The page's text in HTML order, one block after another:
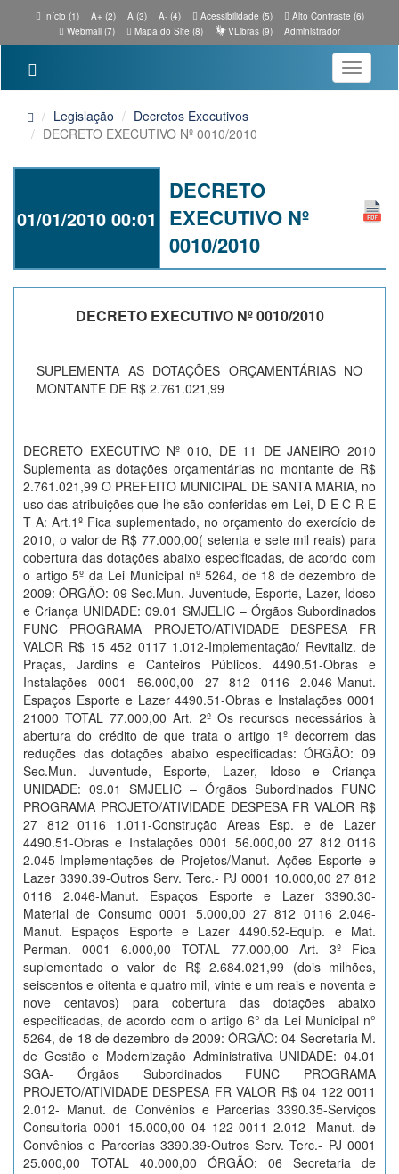
Início (1) A+ (2) A (3) A- (4) Acessibilidade (5)
Alto Contraste (6)
Webmail (7)
Mapa do Site (8) VLibras (9) Administrador
Toggle
Legislação
Decretos Executivos
DECRETO EXECUTIVO Nº 0010/2010
01/01/2010 00:01
DECRETO
EXECUTIVO Nº
0010/2010
DECRETO EXECUTIVO Nº 0010/2010
SUPLEMENTA AS DOTAÇÕES ORÇAMENTÁRIAS NO
MONTANTE DE R$ 2.761.021,99
DECRETO EXECUTIVO Nº 010, DE 11 DE JANEIRO 2010
Suplementa as dotações orçamentárias no montante de R$
2.761.021,99 O PREFEITO MUNICIPAL DE SANTA MARIA, no
uso das atribuições que lhe são conferidas em Lei, D E C R E
T A: Art.1º Fica suplementado, no orçamento do exercício de
2010, o valor de R$ 77.000,00( setenta e sete mil reais) para
cobertura das dotações abaixo especificadas, de acordo com
o artigo 5º da Lei Municipal nº 5264, de 18 de dezembro de
2009: ÓRGÃO: 09 Sec.Mun. Juventude, Esporte, Lazer, Idoso
e Criança UNIDADE: 09.01 SMJELIC – Órgãos Subordinados
FUNC PROGRAMA PROJETO/ATIVIDADE DESPESA FR
VALOR R$ 15 452 0117 1.012-Implementação/ Revitaliz. de
Praças, Jardins e Canteiros Públicos. 4490.51-Obras e
Instalações 0001 56.000,00 27 812 0116 2.046-Manut.
Espaços Esporte e Lazer 4490.51-Obras e Instalações 0001
21000 TOTAL 77.000,00 Art. 2º Os recursos necessários à
abertura do crédito de que trata o artigo 1º decorrem das
reduções das dotações abaixo especificadas: ÓRGÃO: 09
Sec.Mun. Juventude, Esporte, Lazer, Idoso e Criança
UNIDADE: 09.01 SMJELIC – Órgãos Subordinados FUNC
PROGRAMA PROJETO/ATIVIDADE DESPESA FR VALOR R$
27 812 0116 1.011-Construção Areas Esp. e de Lazer
4490.51-Obras e Instalações 0001 56.000,00 27 812 0116
2.045-Implementações de Projetos/Manut. Ações Esporte e
Lazer 3390.39-Outros Serv. Terc.- PJ 0001 10.000,00 27 812
0116 2.046-Manut. Espaços Esporte e Lazer 3390.30-
Material de Consumo 0001 5.000,00 27 812 0116 2.046-
Manut. Espaços Esporte e Lazer 4490.52-Equip. e Mat.
Perman. 0001 6.000,00 TOTAL 77.000,00 Art. 3º Fica
suplementado o valor de R$ 2.684.021,99 (dois milhões,
seiscentos e oitenta e quatro mil, vinte e um reais e noventa e
nove centavos) para cobertura das dotações abaixo
especificadas, de acordo com o artigo 6° da Lei Municipal n°
5264, de 18 de dezembro de 2009: ÓRGÃO: 04 Secretaria M.
de Gestão e Modernização Administrativa UNIDADE: 04.01
SGA- Órgãos Subordinados FUNC PROGRAMA
PROJETO/ATIVIDADE DESPESA FR VALOR R$ 04 122 0011
2.012- Manut. de Convênios e Parcerias 3390.35-Serviços
Consultoria 0001 15.000,00 04 122 0011 2.012- Manut. de
Convênios e Parcerias 3390.39-Outros Serv. Terc.- PJ 0001
25.000,00 TOTAL 40.000,00 ÓRGÃO: 06 Secretaria de